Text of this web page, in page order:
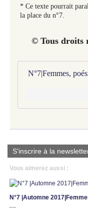
* Ce texte pourrait
la place du n°7.
© Tous
N°7|Femmes,
S'inscrire à la
Vous aimerez aussi :
N°7 |Automne